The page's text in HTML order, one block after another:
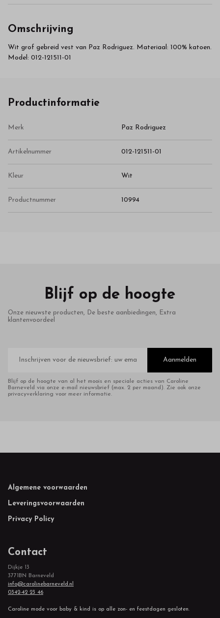
Omschrijving
Wit grof gebreid vest van Paz Rodriguez. Materiaal: 100% katoen.
Model: 012-121511-01
Productinformatie
Merk Paz Rodriguez
Artikelnummer 012-121511-01
Kleur Wit
Productnummer 10994
Blijf op de hoogte
Onze nieuwste producten, De beste aanbiedingen, Extra
klantenvoordeel
mailadres
Aanmelden
Blijf op de hoogte van al het moois en speciale acties van Caroline
Barneveld via onze e-mail nieuwsbrief (max. 2 per maand). Zie ook onze
privacyverklaring voor meer informatie.
Footer
Algemene voorwaarden
Leveringsvoorwaarden
Privacy Policy
Contact
Dijkje 13
3771BN Barneveld
info@carolinebarneveld.nl
0342-42 23 46
Caroline mode voor baby & kind is op alle zon- en feestdagen gesloten.